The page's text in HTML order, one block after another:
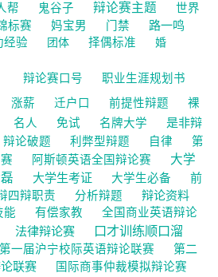
帮 鬼谷子 辩论赛主题
世界
标赛 妈宝男 门禁 路一鸣
经验 团体 择偶标准 婚
辩论赛口号 职业生涯规划书
涨薪 迁户口 前提性辩题
裸
名人 免试 名牌大学
是非辩
辩论破题 利弊型辩题 自律
第
阿斯顿英语全国辩论赛
大学
大学生考证 大学生必备
前
四辩职责 分析辩题 辩论资料
能 有偿家教
全国商业英语辩论
法律辩论赛 口才训练顺口溜
第一届沪宁校际英语辩论联赛
第二
联赛
国际商事仲裁模拟辩论赛